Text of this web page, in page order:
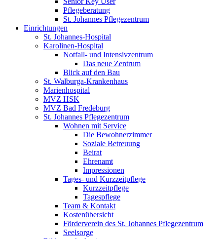
Pflegeberatung
St. Johannes Pflegezentrum
Einrichtungen
St. Johannes-Hospital
Karolinen-Hospital
Notfall- und Intensivzentrum
Das neue Zentrum
Blick auf den Bau
St. Walburga-Krankenhaus
Marienhospital
MVZ HSK
MVZ Bad Fredeburg
St. Johannes Pflegezentrum
Wohnen mit Service
Die Bewohnerzimmer
Soziale Betreuung
Beirat
Ehrenamt
Impressionen
Tages- und Kurzzeitpflege
Kurzzeitpflege
Tagespflege
Team & Kontakt
Kostenübersicht
Förderverein des St. Johannes Pflegezentrum
Seelsorge